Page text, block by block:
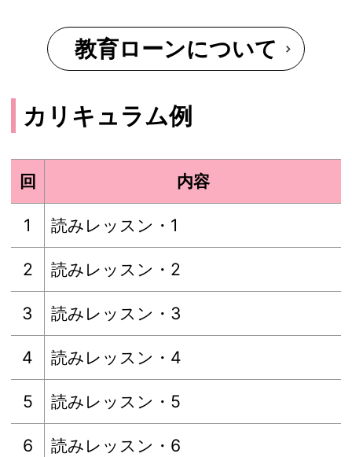
教育ローンについて
カリキュラム例
回 内容
1 読みレッスン・1
2 読みレッスン・2
3 読みレッスン・3
4 読みレッスン・4
5 読みレッスン・5
6 読みレッスン・6